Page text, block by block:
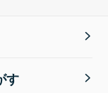
す